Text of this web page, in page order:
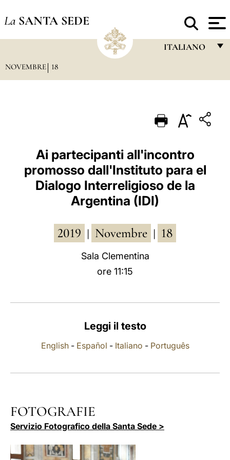
La SANTA SEDE
ITALIANO
PORTUGUÊS
DEUTSCH
POLSKI
中文
NOVEMBRE 18
Ai partecipanti all'incontro
promosso dall'Instituto para el
Dialogo Interreligioso de la
Argentina (IDI)
2019 Novembre 18
Sala Clementina
ore 11:15
Leggi il testo
English- Español - Italiano - Português
FOTOGRAFIE
Servizio Fotografico della Santa Sede >